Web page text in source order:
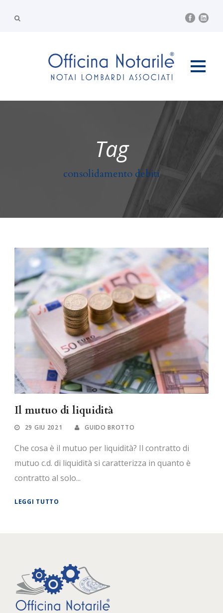
Tag
consolidamento debiti
Il mutuo di liquidità
29 GIU 2021 GUIDO BROTTO
Che cosa è il mutuo per liquidità? Il contratto di
mutuo c.d. di liquidità si caratterizza in quanto è
contratto al solo...
LEGGI TUTTO